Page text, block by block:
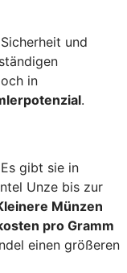
und
in
.
gibt sie in
Unze bis zur
Münzen
pro Gramm
einen größeren